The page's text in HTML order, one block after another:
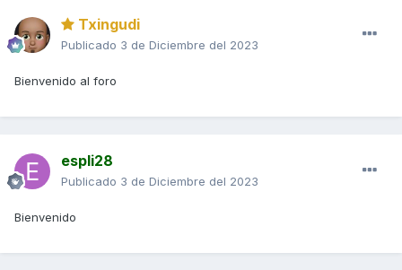
Txingudi
Publicado 3 de Diciembre del 2023
Bienvenido al foro
espli28
Publicado 3 de Diciembre del 2023
Bienvenido